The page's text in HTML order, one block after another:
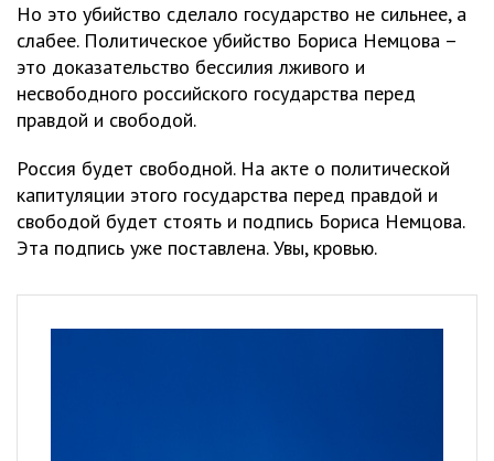
Но это убийство сделало государство не сильнее, а
слабее. Политическое убийство Бориса Немцова –
это доказательство бессилия лживого и
несвободного российского государства перед
правдой и свободой.
Россия будет свободной. На акте о политической
капитуляции этого государства перед правдой и
свободой будет стоять и подпись Бориса Немцова.
Эта подпись уже поставлена. Увы, кровью.